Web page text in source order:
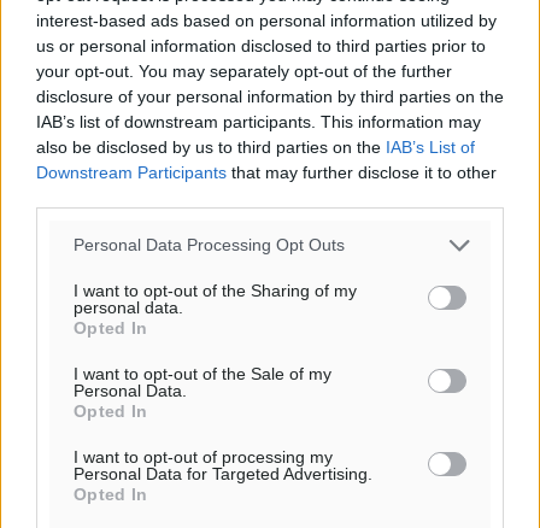
interest-based ads based on personal information utilized by
us or personal information disclosed to third parties prior to
your opt-out. You may separately opt-out of the further
disclosure of your personal information by third parties on the
IAB’s list of downstream participants. This information may
also be disclosed by us to third parties on the IAB’s List of
Downstream Participants that may further disclose it to other
Personal Data Processing Opt Outs
I want to opt-out of the Sharing of my
personal data.
Opted In
I want to opt-out of the Sale of my
Personal Data.
Opted In
I want to opt-out of processing my
Personal Data for Targeted Advertising.
Opted In
29°
ΤΕ
29°
ΠΕ